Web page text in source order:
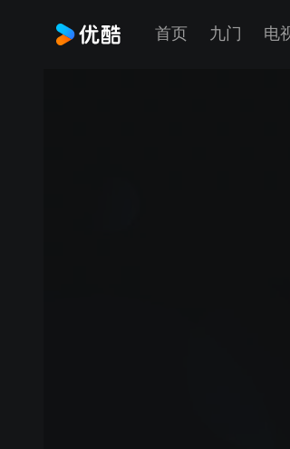
首页 九门 电